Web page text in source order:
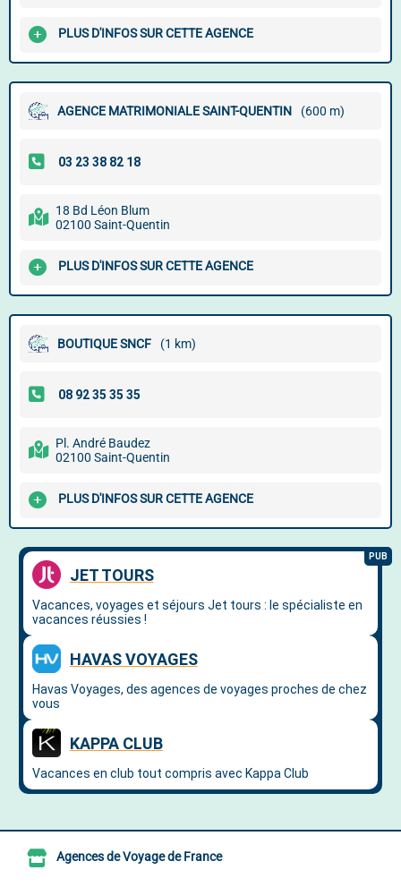
PLUS D'INFOS SUR CETTE AGENCE
AGENCE MATRIMONIALE SAINT-QUENTIN (600 m)
18 Bd Léon Blum
02100 Saint-Quentin
PLUS D'INFOS SUR CETTE AGENCE
BOUTIQUE SNCF (1 km)
Pl. André Baudez
02100 Saint-Quentin
PLUS D'INFOS SUR CETTE AGENCE
Agences de Voyage de France